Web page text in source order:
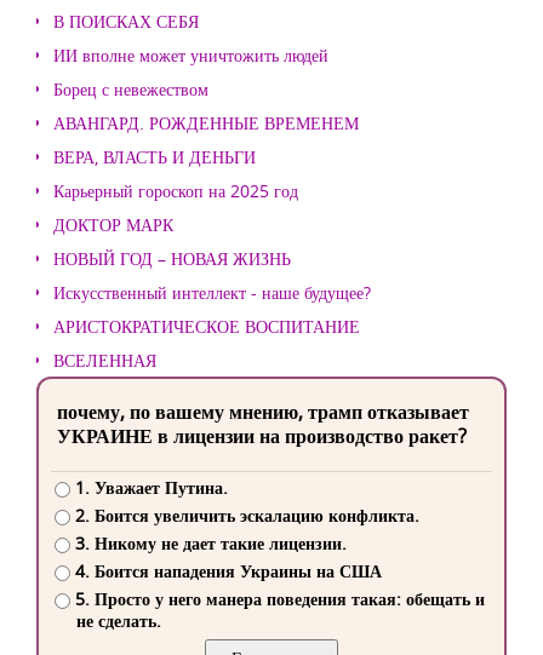
В ПОИСКАХ СЕБЯ
ИИ вполне может уничтожить людей
Борец с невежеством
АВАНГАРД. РОЖДЕННЫЕ ВРЕМЕНЕМ
ВЕРА, ВЛАСТЬ И ДЕНЬГИ
Карьерный гороскоп на 2025 год
ДОКТОР МАРК
НОВЫЙ ГОД – НОВАЯ ЖИЗНЬ
Искусственный интеллект - наше будущее?
АРИСТОКРАТИЧЕСКОЕ ВОСПИТАНИЕ
ВСЕЛЕННАЯ
почему, по вашему мнению, трамп отказывает
УКРАИНЕ в лицензии на производство ракет?
1. Уважает Путина.
2. Боится увеличить эскалацию конфликта.
3. Никому не дает такие лицензии.
4. Боится нападения Украины на США
5. Просто у него манера поведения такая: обещать и
не сделать.